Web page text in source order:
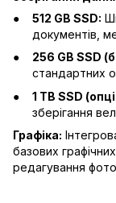
512 GB SSD:
документів,
256 GB SSD
стандартних
1 TB SSD
зберігання
Графіка:
базових
редагування